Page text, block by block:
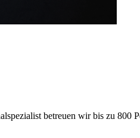
betreuen wir bis zu 800